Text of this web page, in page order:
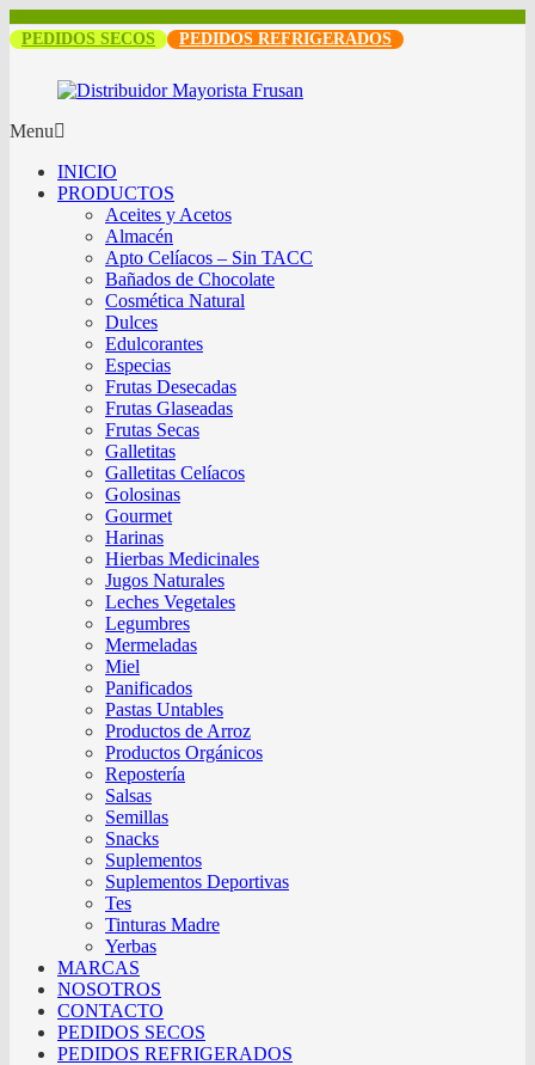
PEDIDOS SECOS PEDIDOS REFRIGERADOS
Menu
INICIO
PRODUCTOS
Aceites y Acetos
Almacén
Apto Celíacos – Sin TACC
Bañados de Chocolate
Cosmética Natural
Dulces
Edulcorantes
Especias
Frutas Desecadas
Frutas Glaseadas
Frutas Secas
Galletitas
Galletitas Celíacos
Golosinas
Gourmet
Harinas
Hierbas Medicinales
Jugos Naturales
Leches Vegetales
Legumbres
Mermeladas
Miel
Panificados
Pastas Untables
Productos de Arroz
Productos Orgánicos
Repostería
Salsas
Semillas
Snacks
Suplementos
Suplementos Deportivas
Tes
Tinturas Madre
Yerbas
MARCAS
NOSOTROS
CONTACTO
PEDIDOS SECOS
PEDIDOS REFRIGERADOS